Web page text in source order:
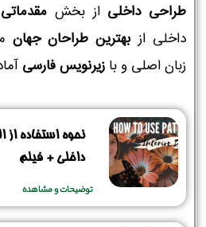
طراحی داخلیاز بخش مقدماتی
داخلی از بهترین طراحان جهان
زبان اصلی و با زیرنویس فارسی
نحوه استفاده از
داخلی + فیلم
توضیحات و مشاهده